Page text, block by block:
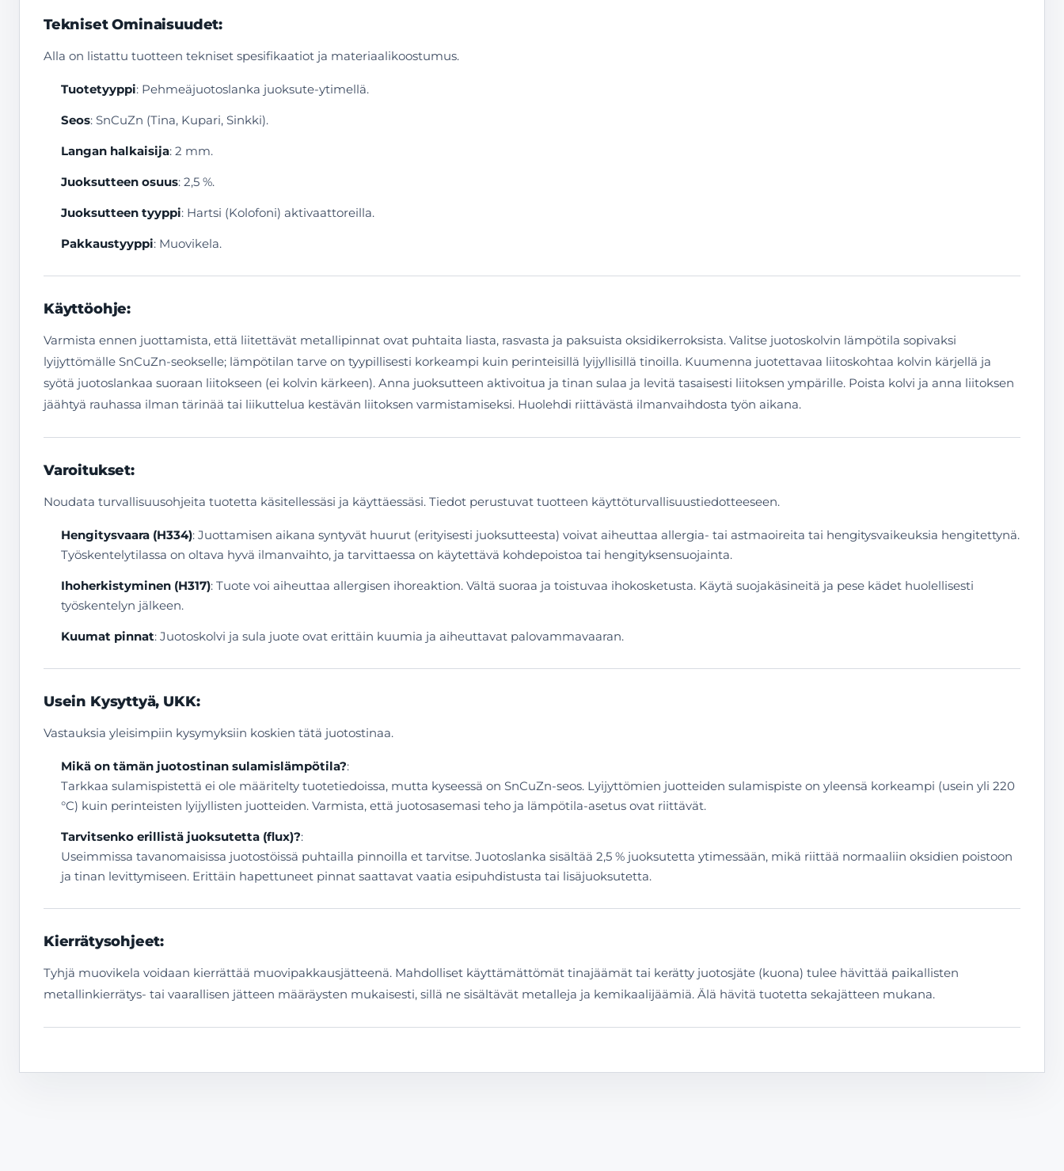
Tekniset Ominaisuudet:
Alla on listattu tuotteen tekniset spesifikaatiot ja materiaalikoostumus.
Tuotetyyppi: Pehmeäjuotoslanka juoksute-ytimellä.
Seos: SnCuZn (Tina, Kupari, Sinkki).
Langan halkaisija: 2 mm.
Juoksutteen osuus: 2,5 %.
Juoksutteen tyyppi: Hartsi (Kolofoni) aktivaattoreilla.
Pakkaustyyppi: Muovikela.
Käyttöohje:
Varmista ennen juottamista, että liitettävät metallipinnat ovat puhtaita liasta, rasvasta ja paksuista oksidikerroksista. Valitse juotoskolvin lämpötila sopivaksi
lyijyttömälle SnCuZn-seokselle; lämpötilan tarve on tyypillisesti korkeampi kuin perinteisillä lyijyllisillä tinoilla. Kuumenna juotettavaa liitoskohtaa kolvin kärjellä ja
syötä juotoslankaa suoraan liitokseen (ei kolvin kärkeen). Anna juoksutteen aktivoitua ja tinan sulaa ja levitä tasaisesti liitoksen ympärille. Poista kolvi ja anna liitoksen
jäähtyä rauhassa ilman tärinää tai liikuttelua kestävän liitoksen varmistamiseksi. Huolehdi riittävästä ilmanvaihdosta työn aikana.
Varoitukset:
Noudata turvallisuusohjeita tuotetta käsitellessäsi ja käyttäessäsi. Tiedot perustuvat tuotteen käyttöturvallisuustiedotteeseen.
Hengitysvaara (H334): Juottamisen aikana syntyvät huurut (erityisesti juoksutteesta) voivat aiheuttaa allergia- tai astmaoireita tai hengitysvaikeuksia hengitettynä.
Työskentelytilassa on oltava hyvä ilmanvaihto, ja tarvittaessa on käytettävä kohdepoistoa tai hengityksensuojainta.
Ihoherkistyminen (H317): Tuote voi aiheuttaa allergisen ihoreaktion. Vältä suoraa ja toistuvaa ihokosketusta. Käytä suojakäsineitä ja pese kädet huolellisesti
työskentelyn jälkeen.
Kuumat pinnat: Juotoskolvi ja sula juote ovat erittäin kuumia ja aiheuttavat palovammavaaran.
Usein Kysyttyä, UKK:
Vastauksia yleisimpiin kysymyksiin koskien tätä juotostinaa.
Mikä on tämän juotostinan sulamislämpötila?:
Tarkkaa sulamispistettä ei ole määritelty tuotetiedoissa, mutta kyseessä on SnCuZn-seos. Lyijyttömien juotteiden sulamispiste on yleensä korkeampi (usein yli 220
°C) kuin perinteisten lyijyllisten juotteiden. Varmista, että juotosasemasi teho ja lämpötila-asetus ovat riittävät.
Tarvitsenko erillistä juoksutetta (flux)?:
Useimmissa tavanomaisissa juotostöissä puhtailla pinnoilla et tarvitse. Juotoslanka sisältää 2,5 % juoksutetta ytimessään, mikä riittää normaaliin oksidien poistoon
ja tinan levittymiseen. Erittäin hapettuneet pinnat saattavat vaatia esipuhdistusta tai lisäjuoksutetta.
Kierrätysohjeet:
Tyhjä muovikela voidaan kierrättää muovipakkausjätteenä. Mahdolliset käyttämättömät tinajäämät tai kerätty juotosjäte (kuona) tulee hävittää paikallisten
metallinkierrätys- tai vaarallisen jätteen määräysten mukaisesti, sillä ne sisältävät metalleja ja kemikaalijäämiä. Älä hävitä tuotetta sekajätteen mukana.